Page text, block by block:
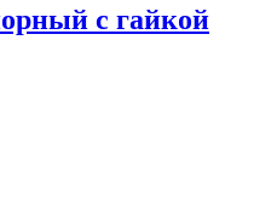
с гайкой